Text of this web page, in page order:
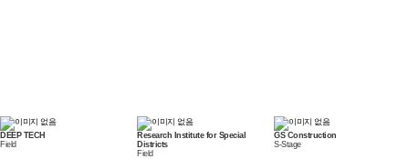
DEEP TECH
Field
Research Institute for Special
Districts
Field
GS Construction
S-Stage